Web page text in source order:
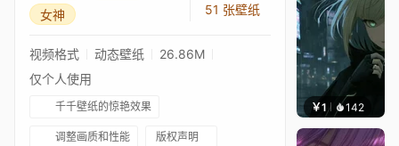
女神
51 张壁纸
视频格式 动态壁纸
26.86M
仅个人使用
千千壁纸的惊艳效果
调整画质和性能 版权声明
￥1 142